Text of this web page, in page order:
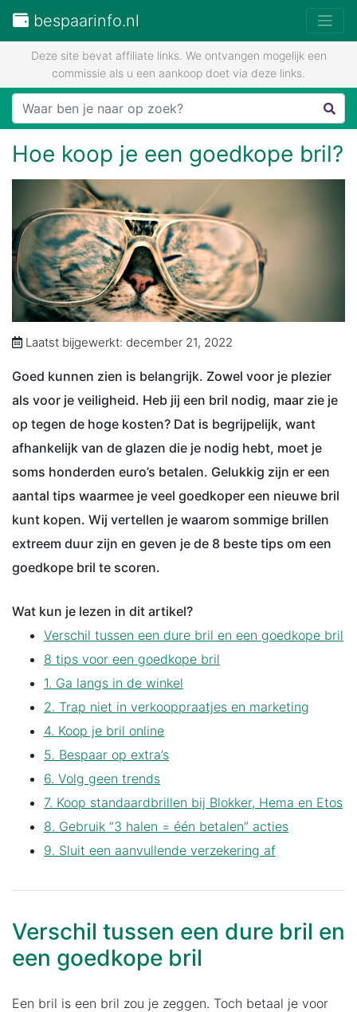
bespaarinfo.nl
Deze site bevat affiliate links. We ontvangen mogelijk een
commissie als u een aankoop doet via deze links.
Hoe koop je een goedkope bril?
Laatst bijgewerkt: december 21, 2022
Goed kunnen zien is belangrijk. Zowel voor je plezier
als voor je veiligheid. Heb jij een bril nodig, maar zie je
op tegen de hoge kosten? Dat is begrijpelijk, want
afhankelijk van de glazen die je nodig hebt, moet je
soms honderden euro’s betalen. Gelukkig zijn er een
aantal tips waarmee je veel goedkoper een nieuwe bril
kunt kopen. Wij vertellen je waarom sommige brillen
extreem duur zijn en geven je de 8 beste tips om een
goedkope bril te scoren.
Wat kun je lezen in dit artikel?
Verschil tussen een dure bril en een goedkope bril
8 tips voor een goedkope bril
1. Ga langs in de winkel
2. Trap niet in verkooppraatjes en marketing
4. Koop je bril online
5. Bespaar op extra’s
6. Volg geen trends
7. Koop standaardbrillen bij Blokker, Hema en Etos
8. Gebruik “3 halen = één betalen” acties
9. Sluit een aanvullende verzekering af
Verschil tussen een dure bril en
een goedkope bril
Een bril is een bril zou je zeggen. Toch betaal je voor